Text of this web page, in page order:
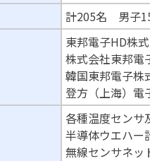
計205名 男子
東邦電子HD株
株式会社東邦電
韓国東邦電子株
登方（上海）
各種温度センサ
半導体ウエハー
無線センサネッ